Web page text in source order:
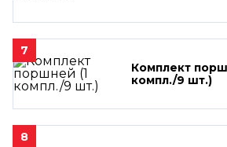
7
Комплект
компл./9 шт.)
8